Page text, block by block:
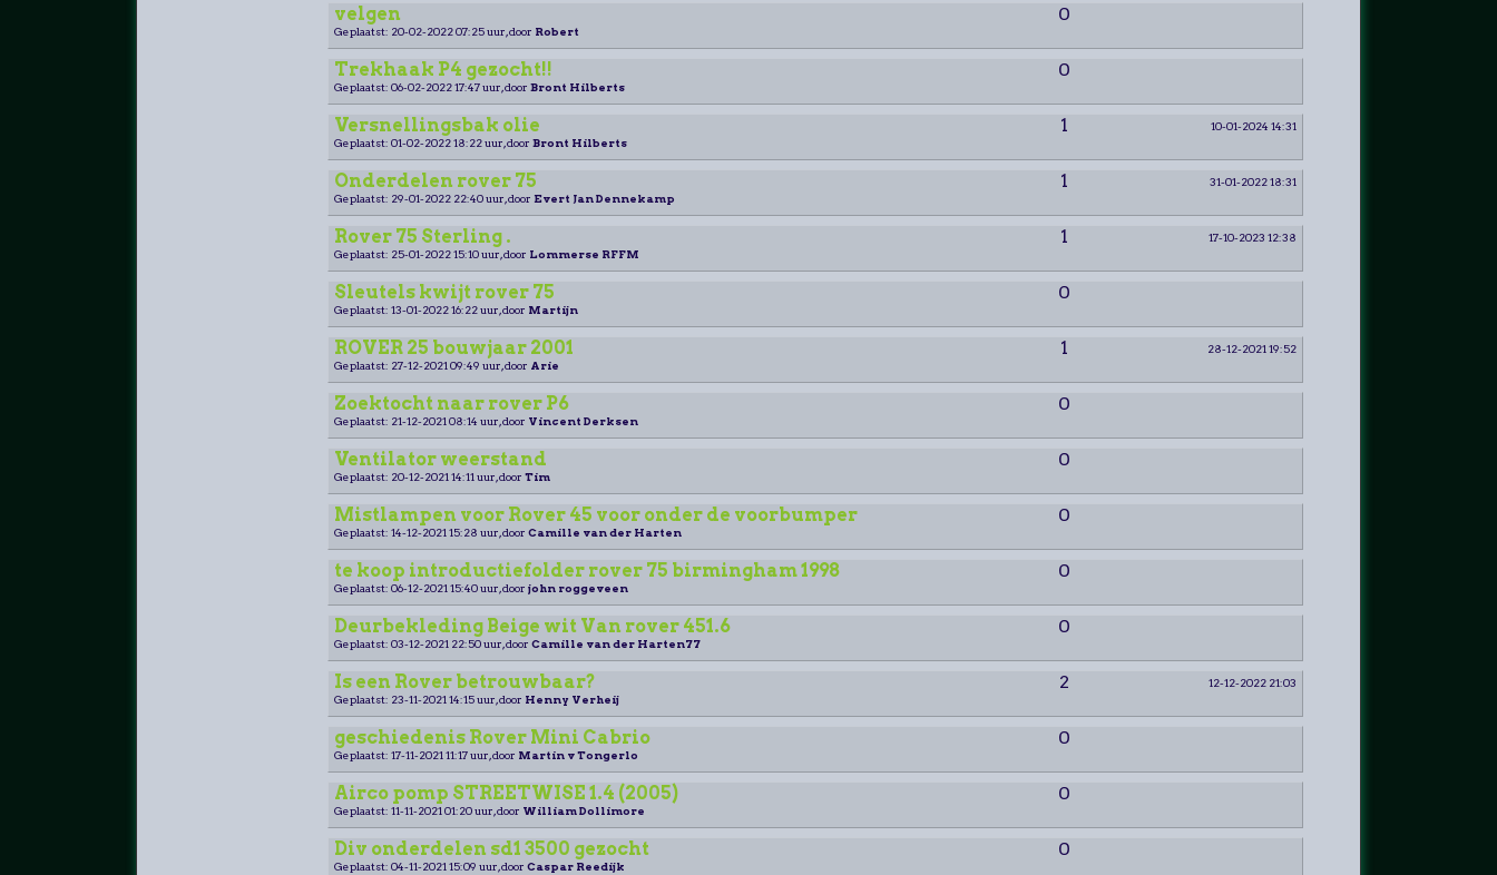
velgen 0
Geplaatst: 20-02-2022 07:25 uur, door Robert
Trekhaak P4 gezocht!! 0
Geplaatst: 06-02-2022 17:47 uur, door Bront Hilberts
Versnellingsbak olie 1
10-01-2024 14:31
Geplaatst: 01-02-2022 18:22 uur, door Bront Hilberts
Onderdelen rover 75 1
31-01-2022 18:31
Geplaatst: 29-01-2022 22:40 uur, door Evert Jan Dennekamp
Rover 75 Sterling . 1
17-10-2023 12:38
Geplaatst: 25-01-2022 15:10 uur, door Lommerse RFFM
Sleutels kwijt rover 75 0
Geplaatst: 13-01-2022 16:22 uur, door Martijn
ROVER 25 bouwjaar 2001 1
28-12-2021 19:52
Geplaatst: 27-12-2021 09:49 uur, door Arie
Zoektocht naar rover P6 0
Geplaatst: 21-12-2021 08:14 uur, door Vincent Derksen
Ventilator weerstand 0
Geplaatst: 20-12-2021 14:11 uur, door Tim
Mistlampen voor Rover 45 voor onder de voorbumper 0
Geplaatst: 14-12-2021 15:28 uur, door Camille van der Harten
te koop introductiefolder rover 75 birmingham 1998 0
Geplaatst: 06-12-2021 15:40 uur, door john roggeveen
Deurbekleding Beige wit Van rover 451.6 0
Geplaatst: 03-12-2021 22:50 uur, door Camille van der Harten77
Is een Rover betrouwbaar? 2
12-12-2022 21:03
Geplaatst: 23-11-2021 14:15 uur, door Henny Verheij
geschiedenis Rover Mini Cabrio 0
Geplaatst: 17-11-2021 11:17 uur, door Martin v Tongerlo
Airco pomp STREETWISE 1.4 (2005) 0
Geplaatst: 11-11-2021 01:20 uur, door William Dollimore
Div onderdelen sd1 3500 gezocht 0
Geplaatst: 04-11-2021 15:09 uur, door Caspar Reedijk